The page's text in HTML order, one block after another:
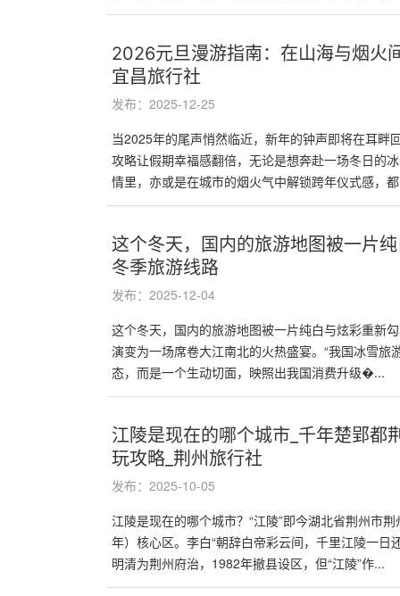
2026元旦漫游指南：在山海与烟火
宜昌旅行社
发布：2025-12-25
当2025年的尾声悄然临近，新年的钟声即将在耳畔
攻略让假期幸福感翻倍，无论是想奔赴一场冬日的
情里，亦或是在城市的烟火气中解锁跨年仪式感，
这个冬天，国内的旅游地图被一片
冬季旅游线路
发布：2025-12-04
这个冬天，国内的旅游地图被一片纯白与炫彩重新
演变为一场席卷大江南北的火热盛宴。“我国冰雪旅
态，而是一个生动切面，映照出我国消费升级�...
江陵是现在的哪个城市_千年楚郢都
玩攻略_荆州旅行社
发布：2025-10-05
江陵是现在的哪个城市？“江陵”即今湖北省荆州市
年）核心区。李白“朝辞白帝彩云间，千里江陵一日
明清为荆州府治，1982年撤县设区，但“江陵”作...